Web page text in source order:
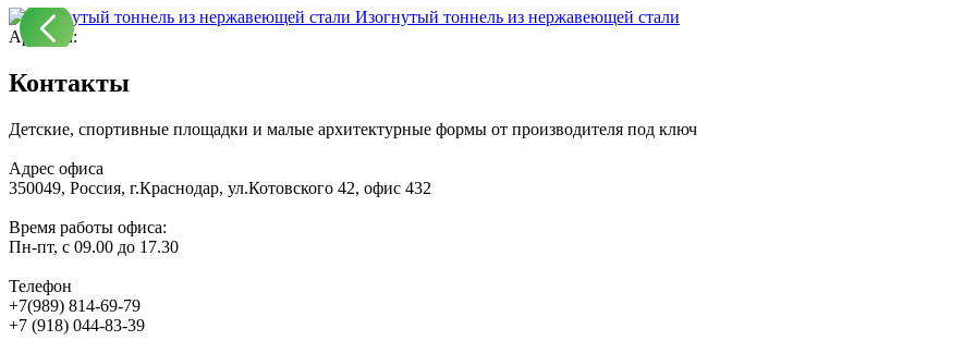
Изогнутый тоннель из нержавеющей стали
Артикул:
Контакты
Детские, спортивные площадки и малые архитектурные формы от производителя под ключ
Адрес офиса
350049, Россия, г.Краснодар, ул.Котовского 42, офис 432
Время работы офиса:
Пн-пт, с 09.00 до 17.30
Телефон
+7(989) 814-69-79
+7 (918) 044-83-39